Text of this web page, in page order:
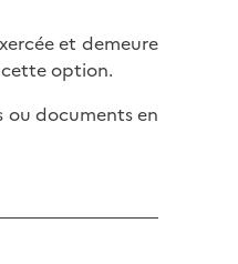
et demeure
cette option.
ou documents en